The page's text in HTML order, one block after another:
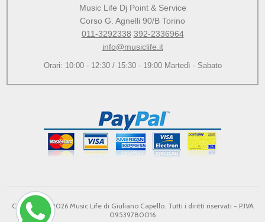
Music Life Dj Point & Service
Corso G. Agnelli 90/B Torino
011-3292338 392-2336964
info@musiclife.it
Orari: 10:00 - 12:30 / 15:30 - 19:00 Martedì - Sabato
Copyright © 2026 Music Life di Giuliano Capello. Tutti i diritti riservati - P.IVA
09539780016